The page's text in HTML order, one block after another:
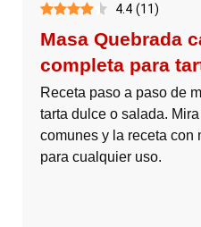
4.4 (11)
Masa Quebrada
completa para
Receta paso a paso de
tarta dulce o salada.
comunes y la receta con
para cualquier uso.